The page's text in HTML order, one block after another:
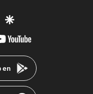
twittergoogle
youtube-
en